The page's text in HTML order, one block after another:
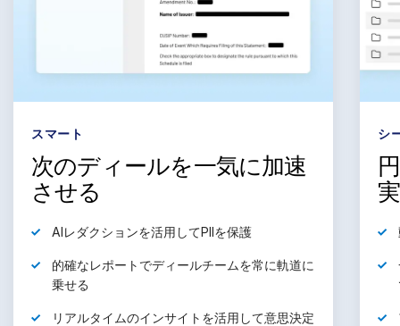
スマート
次のディールを一気に加速
させる
AIレダクションを活用 してPIIを保護
的確なレポートでディールチームを常に軌道に
乗せる
リアルタイムのインサイトを活用 して意思決定
シ